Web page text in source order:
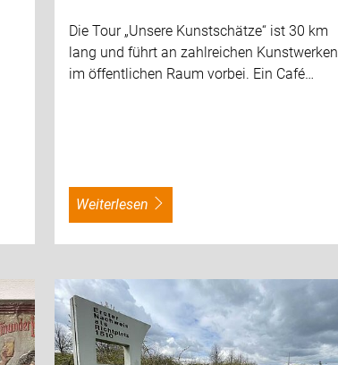
Die Tour „Unsere Kunstschätze“ ist 30 km
lang und führt an zahlreichen Kunstwerken
im öffentlichen Raum vorbei. Ein Café…
weiterlesen